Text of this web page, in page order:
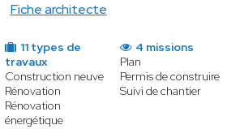
Fiche architecte
11 types de
travaux
Construction neuve
Rénovation
Rénovation
énergétique
4 missions
Plan
Permis de construire
Suivi de chantier